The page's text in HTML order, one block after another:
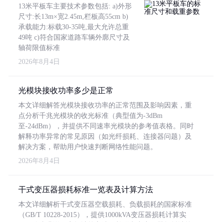
13米平板车主要技术参数包括: a)外形
尺寸:长13m×宽2.45m,栏板高55cm b)
承载能力:标载30-35吨,最大允许总重
49吨 c)符合国家道路车辆外廓尺寸及
轴荷限值标准
2026年8月4日
光模块接收功率多少是正常
本文详细解答光模块接收功率的正常范围及影响因素，重
点分析千兆光模块的收光标准（典型值为-3dBm
至-24dBm），并提供不同速率光模块的参考值表格。同时
解释功率异常的常见原因（如光纤损耗、连接器问题）及
解决方案，帮助用户快速判断网络性能问题。
2026年8月4日
干式变压器损耗标准一览表及计算方法
本文详细解析干式变压器空载损耗、负载损耗的国家标准
（GB/T 10228-2015），提供1000kVA变压器损耗计算实